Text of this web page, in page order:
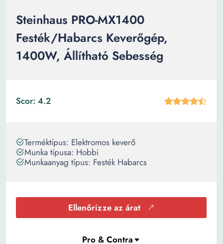
Steinhaus PRO-MX1400
Festék/Habarcs Keverőgép,
1400W, Állítható Sebesség
Scor: 4.2
Terméktípus: Elektromos keverő
Munka típusa: Hobbi
Munkaanyag típus: Festék Habarcs
Ellenőrizze az árat